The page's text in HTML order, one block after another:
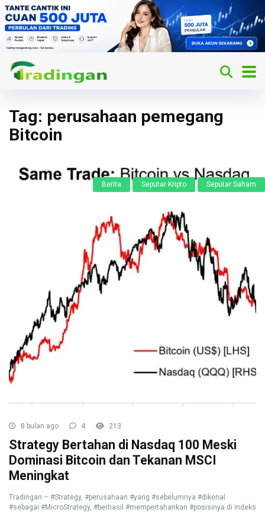
Tag: perusahaan pemegang
Bitcoin
Berita Seputar Kripto Seputar Saham
8 bulan ago 4 213
Strategy Bertahan di Nasdaq 100 Meski
Dominasi Bitcoin dan Tekanan MSCI
Meningkat
Tradingan – #Strategy, #perusahaan #yang #sebelumnya #dikenal
#sebagai #MicroStrategy, #berhasil #mempertahankan #posisinya di indeks